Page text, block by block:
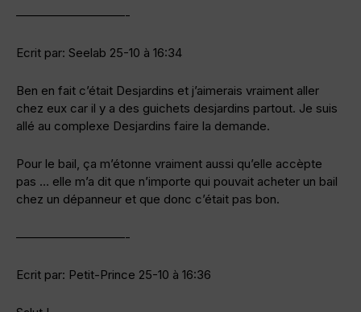
—————————-
Ecrit par: Seelab 25-10 à 16:34
Ben en fait c’était Desjardins et j’aimerais vraiment aller
chez eux car il y a des guichets desjardins partout. Je suis
allé au complexe Desjardins faire la demande.
Pour le bail, ça m’étonne vraiment aussi qu’elle accèpte
pas … elle m’a dit que n’importe qui pouvait acheter un bail
chez un dépanneur et que donc c’était pas bon.
—————————-
Ecrit par: Petit-Prince 25-10 à 16:36